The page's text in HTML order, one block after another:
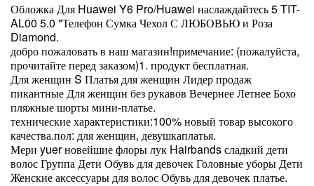
Обложка Для Huawei Y6 Pro/Huawei наслаждайтесь 5 TIT-
AL00 5.0 "Телефон Сумка Чехол С ЛЮБОВЬЮ и Роза
Diamond.
добро пожаловать в наш магазин!примечание: (пожалуйста,
прочитайте перед заказом)1. продукт бесплатная.
Для женщин S Платья для женщин Лидер продаж
пикантные Для женщин без рукавов Вечернее Летнее Бохо
пляжные шорты мини-платье.
технические характеристики:100% новый товар высокого
качества.пол: для женщин, девушкаплатья.
Мери yuer новейшие флоры лук Hairbands сладкий дети
волос Группа Дети Обувь для девочек Головные уборы Дети
Женские аксессуары для волос Обувь для девочек платье.